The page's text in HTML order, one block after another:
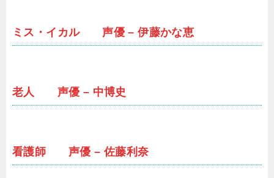
ミス・イカル 声優 – 伊藤かな恵
老人 声優 – 中博史
看護師 声優 – 佐藤利奈